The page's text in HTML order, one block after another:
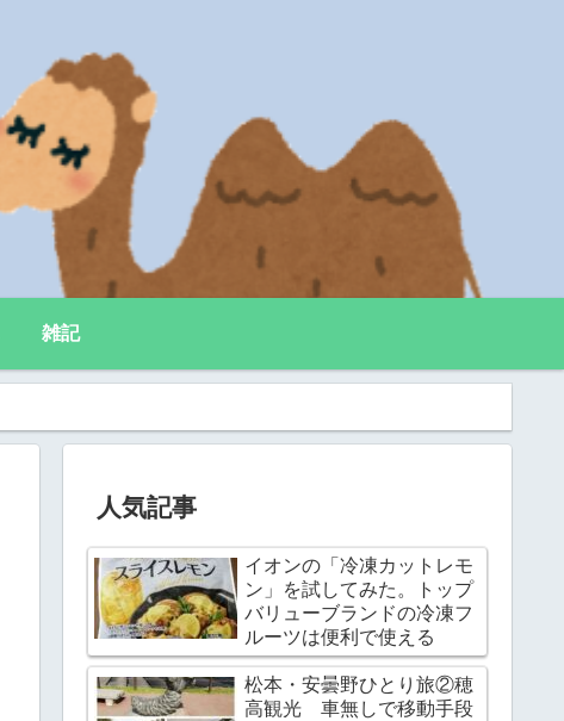
雑記
人気記事
イオンの「冷凍カットレモ
ン」を試してみた。トップ
バリューブランドの冷凍フ
ルーツは便利で使える
松本・安曇野ひとり旅②穂
高観光 車無しで移動手段